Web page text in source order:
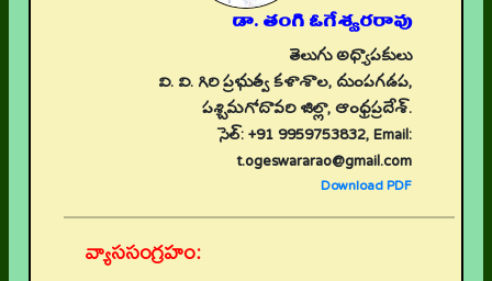
డా. తంగి ఓగేశ్వరరావు
తెలుగు అధ్యాపకులు
వి. వి. గిరి ప్రభుత్వ కళాశాల, దుంపగడప,
పశ్చిమగోదావరి జిల్లా, ఆంధ్రప్రదేశ్.
సెల్: +91 9959753832, Email:
t.ogeswararao@gmail.com
Download PDF
వ్యాససంగ్రహం: